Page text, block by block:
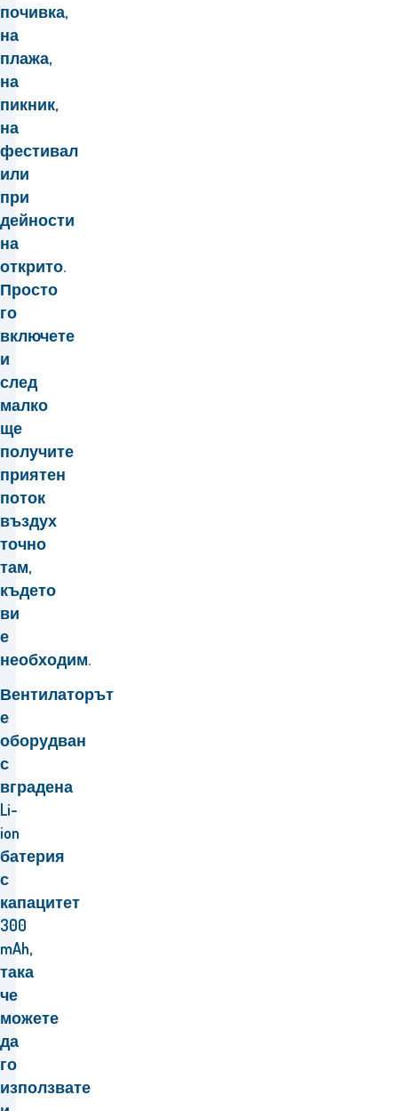
почивка,
на
плажа,
на
пикник,
на
фестивал
или
при
дейности
на
открито.
Просто
го
включете
и
след
малко
ще
получите
приятен
поток
въздух
точно
там,
където
ви
е
необходим.
Вентилаторът
е
оборудван
с
вградена
Li-
ion
батерия
с
капацитет
300
mAh,
така
че
можете
да
го
използвате